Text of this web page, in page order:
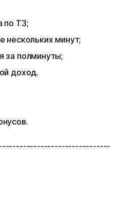
по ТЗ;
нескольких минут;
за полминуты;
доход.